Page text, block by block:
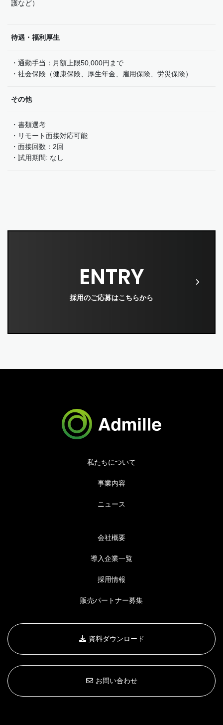
護など）
待遇・福利厚生
・通勤手当：月額上限50,000円まで
・社会保険（健康保険、厚生年金、雇用保険、労災保険）
その他
・書類選考
・リモート面接対応可能
・面接回数：2回
・試用期間: なし
ENTRY
採用のご応募はこちらから
私たちについて
事業内容
ニュース
会社概要
導入企業一覧
採用情報
販売パートナー募集
資料ダウンロード
お問い合わせ